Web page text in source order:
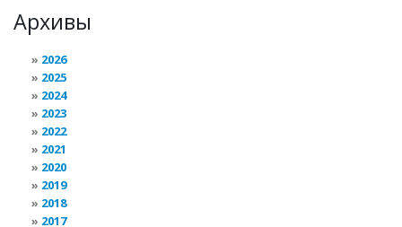
Архивы
2026
2025
2024
2023
2022
2021
2020
2019
2018
2017